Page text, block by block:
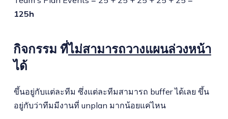
125h
กิจกรรม ที่ไม่สามารถวางแผนล่วงหน้า
ได้
ขึ้นอยู่กับแต่ละทีม ซึ่งแต่ละทีมสามารถ buffer ได้เลย ขึ้น
อยู่กับว่าทีมมีงานที่ unplan มากน้อยแค่ไหน